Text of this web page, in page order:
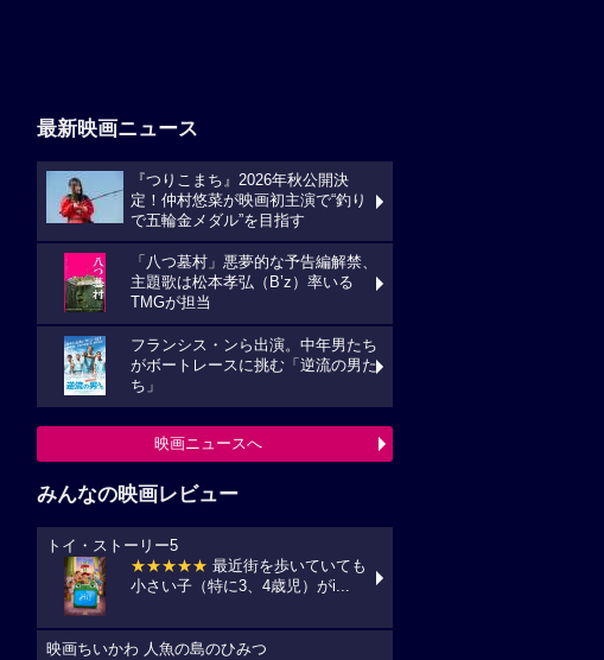
最新映画ニュース
『つりこまち』2026年秋公開決
定！仲村悠菜が映画初主演で“釣り
で五輪金メダル”を目指す
「八つ墓村」悪夢的な予告編解禁、
主題歌は松本孝弘（B’z）率いる
TMGが担当
フランシス・ンら出演。中年男たち
がボートレースに挑む「逆流の男た
ち」
映画ニュースへ
みんなの映画レビュー
トイ・ストーリー5
★★★★★ 最近街を歩いていても
小さい子（特に3、4歳児）がi...
映画ちいかわ 人魚の島のひみつ